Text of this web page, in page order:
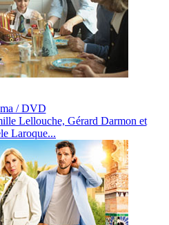
/ DVD
Lellouche, Gérard Darmon et
Laroque...